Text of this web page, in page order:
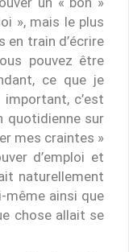
», mais le plus
en train d’écrire
pouvez être
ce que je
c’est
quotidienne sur
mes craintes »
d’emploi et
naturellement
même ainsi que
chose allait se